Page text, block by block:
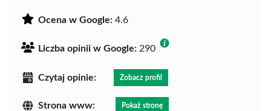
Ocena w Google: 4.6
Liczba opinii w Google: 290
Czytaj opinie: Zobacz profil
Strona www: Pokaż stronę